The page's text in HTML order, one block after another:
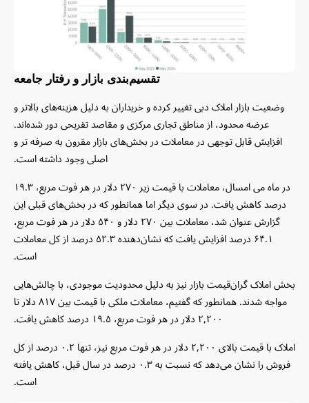
تقسیم‌بندی بازار و رفتار جامعه
وضعیت بازار املاک دبی تغییر کرده و خریداران به دلیل هزینه‌های بالاتر و
عرضه محدود، از مناطق تجاری مرکزی و مقاصد تفریحی دور شده‌اند.
افزایش قابل توجهی در معاملات در بخش‌های بازار مقرون‌ به‌ صرفه‌ تر و
اصلی وجود داشته است.
در ماه می امسال، معاملات با قیمت زیر ۲۷۰ دلار در هر فوت مربع، ۱۹.۳
درصد کاهش یافت. در سوی دیگر اما همانطور که در بخش‌های قبلی این
گزارش عنوان شد، معاملات بین ۲۷۰ دلار و ۵۴۰ دلار در هر فوت مربع،
۶۴.۱ درصد افزایش یافت که نشان‌دهنده ۵۲.۳ درصد از کل معاملات
است.
بخش‌ املاک گران‌قیمت بازار نیز به دلیل محدودیت موجودی، با چالش‌هایی
مواجه شدند. همانطور که گفتیم، معاملات ملکی با قیمت بین ۸۱۷ دلار تا
۲,۲۰۰ دلار در هر فوت مربع، ۱۹.۵ درصد کاهش یافت.
املاک با قیمت بالای
۲,۲۰۰ دلار در هر فوت مربع نیز، تنها ۰.۲ درصد از کل
فروش را نشان می‌دهد که نسبت به ۰.۳ درصد در سال قبل، کاهش یافته
است.